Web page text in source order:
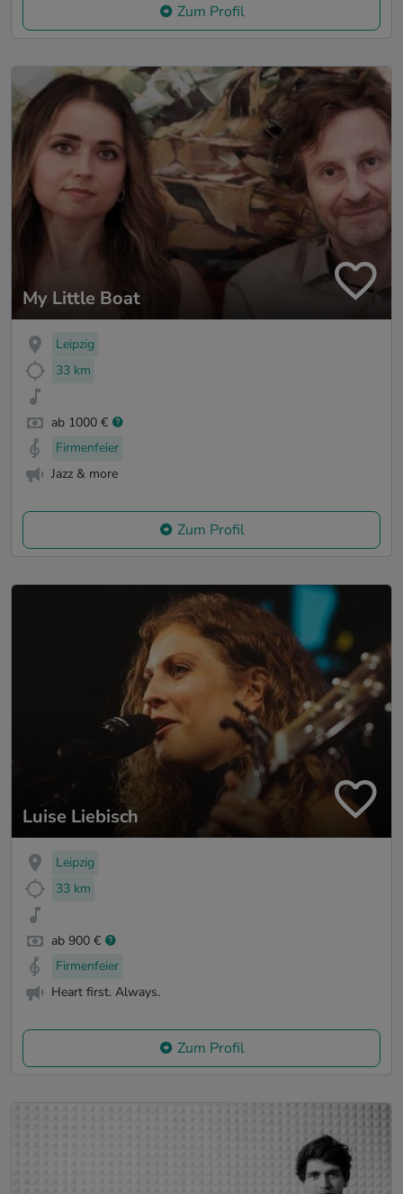
Zum Profil
My Little Boat
Leipzig
33 km
ab 1000 €
Firmenfeier
Jazz & more
Zum Profil
Luise Liebisch
Leipzig
33 km
ab 900 €
Firmenfeier
Heart first. Always.
Zum Profil